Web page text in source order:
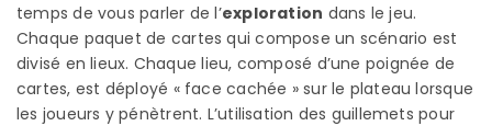
temps de vous parler de l’exploration dans le jeu.
Chaque paquet de cartes qui compose un scénario est
divisé en lieux. Chaque lieu, composé d’une poignée de
cartes, est déployé « face cachée » sur le plateau lorsque
les joueurs y pénètrent. L’utilisation des guillemets pour